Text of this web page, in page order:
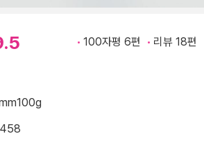
100자평 6편 리뷰 18편
100g